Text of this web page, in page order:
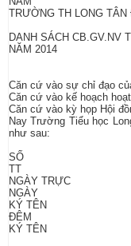
TRƯỜNG TH LONG
DANH SÁCH CB.GV.NV
NĂM 2014
Căn cứ vào sự chỉ đạo
Căn cứ vào kế hoạch
Căn cứ vào kỳ họp Hội
Nay Trường Tiểu học
như sau:
SỐ
TT
NGÀY TRỰC
NGÀY
KÝ TÊN
ĐÊM
KÝ TÊN